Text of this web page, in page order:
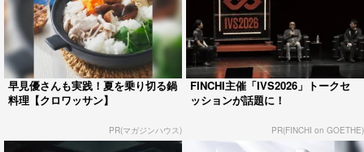
早見優さんも実践！夏を乗り切る鍋
料理【クロワッサン】
PR(マガジンハウス)
FINCHI主催「IVS2026」トークセ
ッションが話題に！
PR(FINCHI on GOETHE)